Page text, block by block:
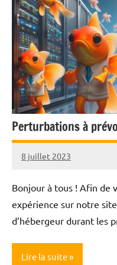
Perturbations à
8 juillet 2023
Nicolas
Bonjour à tous ! Afin de
expérience sur notre
d’hébergeur durant les
Lire la suite